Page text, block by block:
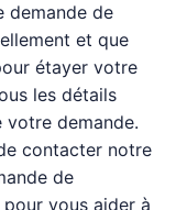
demande de
et que
étayer votre
les détails
votre demande.
contacter notre
de
vous aider à